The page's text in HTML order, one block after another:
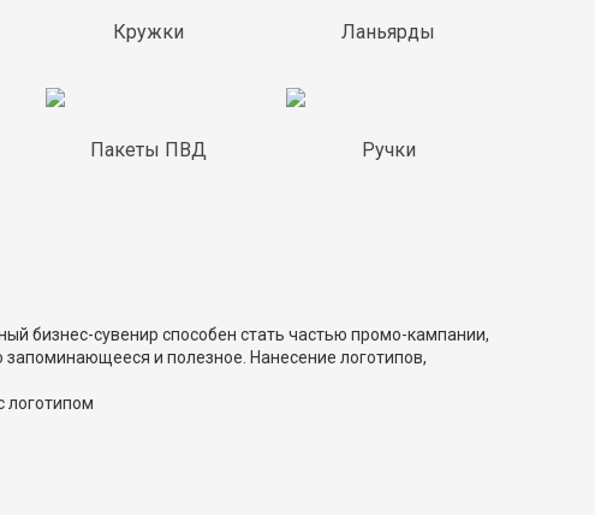
Кружки Ланьярды
Пакеты ПВД Ручки
бизнес-сувенир способен стать частью промо-кампании,
и полезное. Нанесение логотипов,